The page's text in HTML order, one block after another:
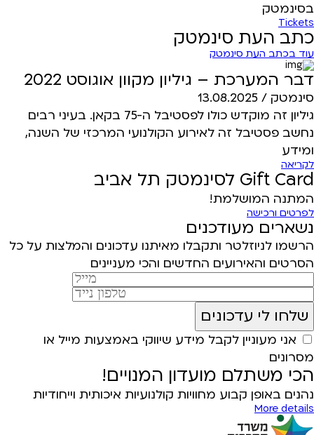
בסינמטק
Tickets
כתב העת סינמטק
עוד בכתב העת סינמטק
דבר המערכת – גיליון מקוון אוגוסט 2022
סינמטק / 13.08.2025
גיליון זה מוקדש כולו לפסטיבל ה-75 בקאן. בעיני רבים
נחשב פסטיבל זה לאירוע הקולנועי המרכזי של השנה,
ומידע
לקריאה
Gift Card לסינמטק תל אביב
המתנה המושלמת!
לפרטים ורכישה
נשארים מעודכנים
הרשמו לניוזלטר ותקבלו מאיתנו עדכונים והמלצות על כל
הסרטים והאירועים החדשים והכי מעניינים
אני מעוניין לקבל מידע שיווקי באמצעות מייל או
מסרונים
הכי משתלם מועדון המנויים!
נהנים באופן קבוע מחוויות קולנועיות איכותית וייחודיות
More details